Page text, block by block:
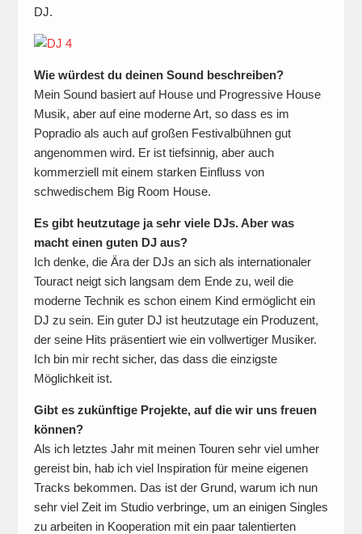
DJ.
Wie würdest du deinen Sound beschreiben?
Mein Sound basiert auf House und Progressive House
Musik, aber auf eine moderne Art, so dass es im
Popradio als auch auf großen Festivalbühnen gut
angenommen wird. Er ist tiefsinnig, aber auch
kommerziell mit einem starken Einfluss von
schwedischem Big Room House.
Es gibt heutzutage ja sehr viele DJs. Aber was
macht einen guten DJ aus?
Ich denke, die Ära der DJs an sich als internationaler
Touract neigt sich langsam dem Ende zu, weil die
moderne Technik es schon einem Kind ermöglicht ein
DJ zu sein. Ein guter DJ ist heutzutage ein Produzent,
der seine Hits präsentiert wie ein vollwertiger Musiker.
Ich bin mir recht sicher, das dass die einzigste
Möglichkeit ist.
Gibt es zukünftige Projekte, auf die wir uns freuen
können?
Als ich letztes Jahr mit meinen Touren sehr viel umher
gereist bin, hab ich viel Inspiration für meine eigenen
Tracks bekommen. Das ist der Grund, warum ich nun
sehr viel Zeit im Studio verbringe, um an einigen Singles
zu arbeiten in Kooperation mit ein paar talentierten